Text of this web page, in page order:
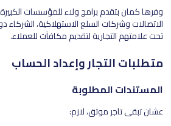
وفرها كمان بتقدم برامج ولاء للمؤسسات
الاتصالات وشركات السلع الاستهلاكية،
تحت علامتهم التجارية لتقديم مكافآت للعملاء.
متطلبات التجار وإعداد الحساب
المستندات المطلوبة
عشان تبقى تاجر موثق، لازم: